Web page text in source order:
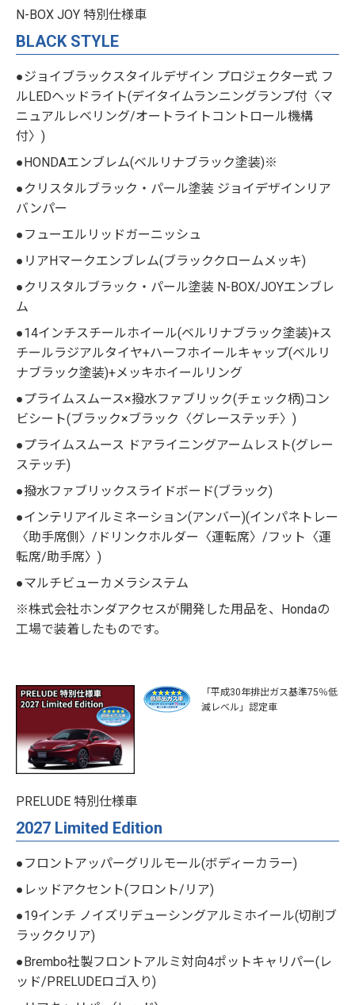
N-BOX JOY 特別仕様車
BLACK STYLE
●ジョイブラックスタイルデザイン プロジェクター式 フ
ルLEDヘッドライト(デイタイムランニングランプ付〈マ
ニュアルレベリング/オートライトコントロール機構
付〉)
●HONDAエンブレム(ベルリナブラック塗装)※
●クリスタルブラック・パール塗装 ジョイデザインリア
バンパー
●フューエルリッドガーニッシュ
●リアHマークエンブレム(ブラッククロームメッキ)
●クリスタルブラック・パール塗装 N-BOX/JOYエンブレ
ム
●14インチスチールホイール(ベルリナブラック塗装)+ス
チールラジアルタイヤ+ハーフホイールキャップ(ベルリ
ナブラック塗装)+メッキホイールリング
●プライムスムース×撥水ファブリック(チェック柄)コン
ビシート(ブラック×ブラック〈グレーステッチ〉)
●プライムスムース ドアライニングアームレスト(グレー
ステッチ)
●撥水ファブリックスライドボード(ブラック)
●インテリアイルミネーション(アンバー)(インパネトレー
〈助手席側〉/ドリンクホルダー〈運転席〉/フット〈運
転席/助手席〉)
●マルチビューカメラシステム
※株式会社ホンダアクセスが開発した用品を、Hondaの
工場で装着したものです。
「平成30年排出ガス基準75％低
減レベル」認定車
PRELUDE 特別仕様車
2027 Limited Edition
●フロントアッパーグリルモール(ボディーカラー)
●レッドアクセント(フロント/リア)
●19インチ ノイズリデューシングアルミホイール(切削ブ
ラッククリア)
●Brembo社製フロントアルミ対向4ポットキャリパー(レ
ッド/PRELUDEロゴ入り)